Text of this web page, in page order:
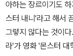
대목이랍니다. 이 책
는 목소리”가 되지 않으면 좋겠네요. [
협찬 받아 주관적인
다. - 2권,
속 괴물, 트롤이 재탄
극중 특기는 가사노
기까지 아이들은 남
이런 특질은 그들이
히기 위한 모험을 하
이들은 점차 성장해
아하는 장르이기도
스터 내니'라고 해서
그렇지 않다는 것이
라'가 영화 '몬스터 대